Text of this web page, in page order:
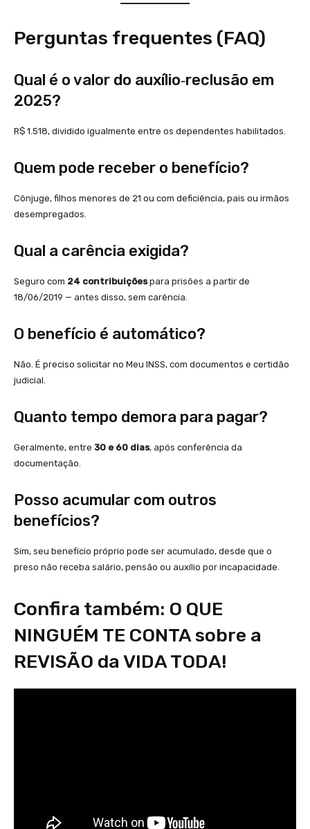
Perguntas frequentes (FAQ)
Qual é o valor do auxílio‑reclusão em
2025?
R$ 1.518, dividido igualmente entre os dependentes habilitados.
Quem pode receber o benefício?
Cônjuge, filhos menores de 21 ou com deficiência, pais ou irmãos
desempregados.
Qual a carência exigida?
Seguro com 24 contribuiçõespara prisões a partir de
18/06/2019 — antes disso, sem carência.
O benefício é automático?
Não. É preciso solicitar no Meu INSS, com documentos e certidão
judicial.
Quanto tempo demora para pagar?
Geralmente, entre 30 e 60 dias, após conferência da
documentação.
Posso acumular com outros
benefícios?
Sim, seu benefício próprio pode ser acumulado, desde que o
preso não receba salário, pensão ou auxílio por incapacidade.
Confira também: O QUE
NINGUÉM TE CONTA sobre a
REVISÃO da VIDA TODA!